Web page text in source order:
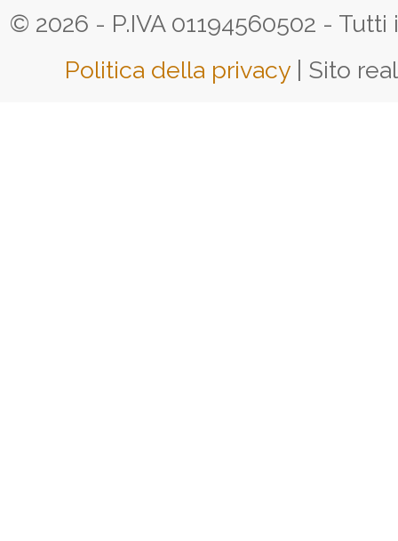
© 2026 - P.IVA 01194560502 -
Politica della privacy | Sito